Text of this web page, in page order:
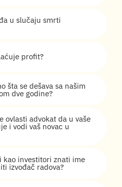
u slučaju smrti
profit?
šta se dešava sa našim
dve godine?
ovlasti advokat da u vaše
i vodi vaš novac u
kao investitori znati ime
izvođač radova?